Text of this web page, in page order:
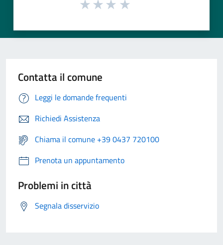
Contatta il comune
Leggi le domande frequenti
Richiedi Assistenza
Chiama il comune +39 0437 720100
Prenota un appuntamento
Problemi in città
Segnala disservizio